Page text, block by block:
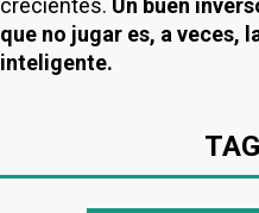
crecientes. Un buen
que no jugar es, a veces,
inteligente.